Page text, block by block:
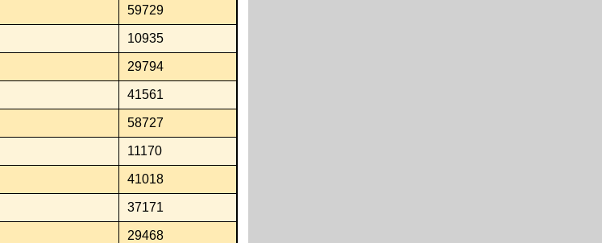
59729
10935
29794
41561
58727
11170
41018
37171
29468